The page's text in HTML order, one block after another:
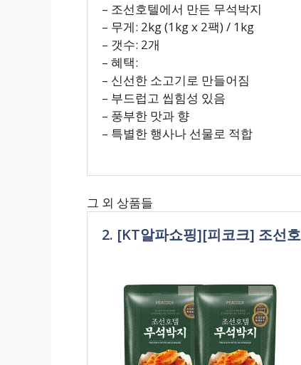
– 조선호텔에서 만든 무석박지
– 무게: 2kg (1kg x 2팩) / 1kg
– 갯수: 2개
– 혜택:
– 신선한 소고기로 만들어짐
– 부드럽고 씹힘성 있음
– 풍부한 맛과 향
– 특별한 행사나 선물로 적합
그 외 상품들
2. [KT알파쇼핑][피코크] 조선